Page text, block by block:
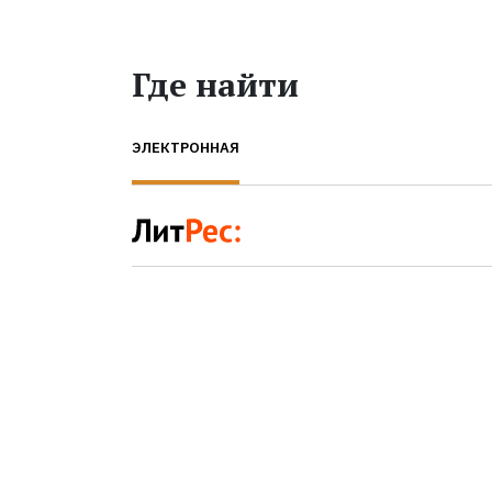
Где найти
ЭЛЕКТРОННАЯ